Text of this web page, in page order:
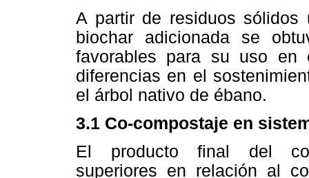
A partir de residuos sólidos
biochar adicionada se
favorables para su uso en
diferencias en el
el árbol nativo de ébano.
3.1 Co-compostaje en
El producto final del co-
superiores en relación al